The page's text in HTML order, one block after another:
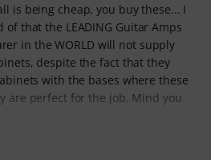
is being cheap, you buy these... I
that the LEADING Guitar Amps
in the WORLD will not supply
despite the fact that they
with the bases where these
are perfect for the job. Mind you